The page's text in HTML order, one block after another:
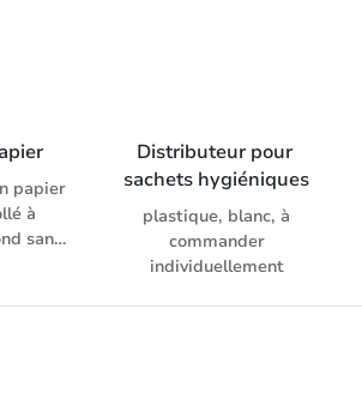
à
sans
ou en
Distributeur pour
sachets hygiéniques
plastique, blanc, à
commander
individuellement